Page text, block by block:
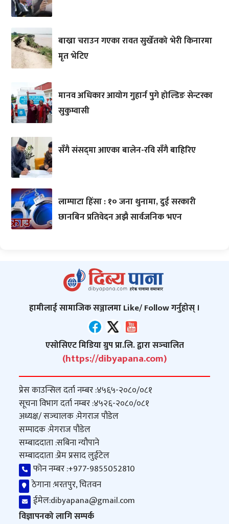
बाख्रा चराउन गएका रावत सुर्खेतको भेरी किनारमा
मृत भेटिए
मानव अधिकार आयोग गुहार्न पुगे होल्डिङ सेन्टरका
सुकुम्वासी
सँगै संसद्‌मा आएका बालेन-रवि सँगै बाहिरिए
लाम्पाटा हिंसा : १० जना थुनामा, दुई सरकारी
छानबिन प्रतिवेदन अझै सार्वजनिक भएन
हामीलाई सामाजिक सञ्जालमा Like/ Follow गर्नुहोस् ।
एसोसिएट मिडिया ग्रुप प्रा.लि. द्वारा सञ्‍चालित
(https://dibyapana.com)
प्रेस काउन्सिल दर्ता नम्बर :४५६५-२०८०/०८१
सूचना विभाग दर्ता नम्बर :४५२६-२०८०/०८१
अध्यक्ष/ सञ्‍चालक :मेगराज पौडेल
सम्पादक :मेगराज पौडेल
सम्बाददाता :सबिना न्यौपाने
सम्बाददाता :प्रेम प्रसाद लुईटेल
फोन नम्बर :+977-9855052810
ठेगाना :भरतपुर, चितवन
ईमेल:dibyapana@gmail.com
विज्ञापनको लागि सम्पर्क